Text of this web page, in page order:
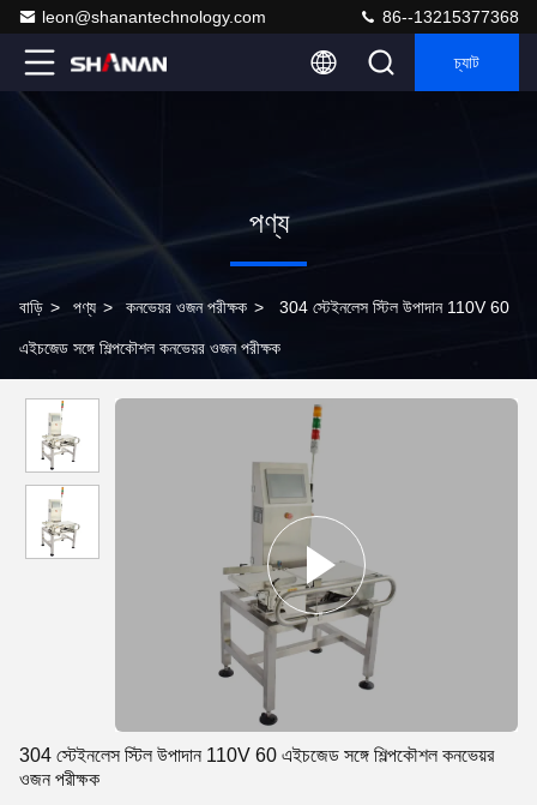
leon@shanantechnology.com 86--13215377368
চ্যাট
পণ্য
বাড়ি > পণ্য > কনভেয়র ওজন পরীক্ষক > 304 স্টেইনলেস স্টিল উপাদান 110V 60
এইচজেড সঙ্গে শিল্পকৌশল কনভেয়র ওজন পরীক্ষক
304 স্টেইনলেস স্টিল উপাদান 110V 60 এইচজেড সঙ্গে শিল্পকৌশল কনভেয়র
ওজন পরীক্ষক